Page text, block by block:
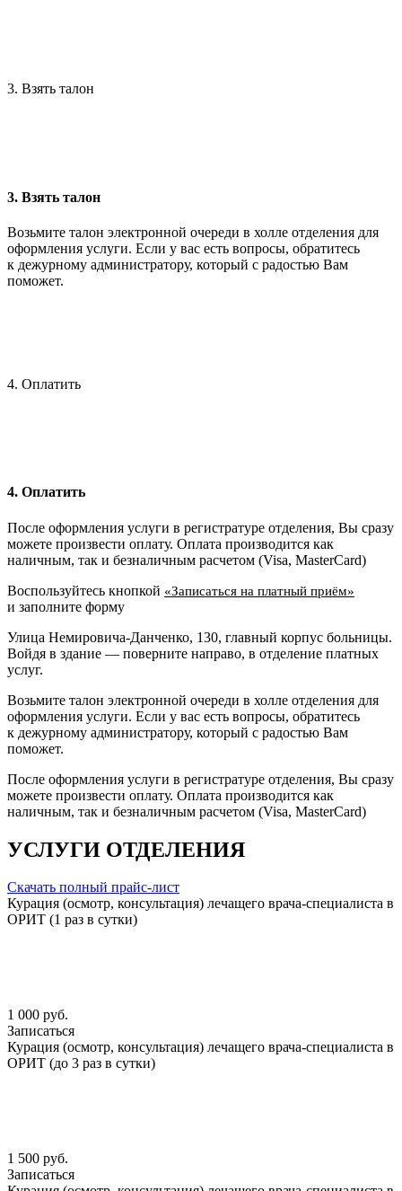
3. Взять талон
3. Взять талон
Возьмите талон электронной очереди в холле отделения для
оформления услуги. Если у вас есть вопросы, обратитесь
к дежурному администратору, который с радостью Вам
поможет.
4. Оплатить
4. Оплатить
После оформления услуги в регистратуре отделения, Вы сразу
можете произвести оплату. Оплата производится как
наличным, так и безналичным расчетом (Visa, MasterCard)
Воспользуйтесь кнопкой «Записаться на платный приём»
и заполните форму
Улица Немировича-Данченко, 130, главный корпус больницы.
Войдя в здание — поверните направо, в отделение платных
услуг.
Возьмите талон электронной очереди в холле отделения для
оформления услуги. Если у вас есть вопросы, обратитесь
к дежурному администратору, который с радостью Вам
поможет.
После оформления услуги в регистратуре отделения, Вы сразу
можете произвести оплату. Оплата производится как
наличным, так и безналичным расчетом (Visa, MasterCard)
УСЛУГИ ОТДЕЛЕНИЯ
Скачать полный прайс-лист
Курация (осмотр, консультация) лечащего врача-специалиста в
ОРИТ (1 раз в сутки)
1 000 руб.
Записаться
Курация (осмотр, консультация) лечащего врача-специалиста в
ОРИТ (до 3 раз в сутки)
1 500 руб.
Записаться